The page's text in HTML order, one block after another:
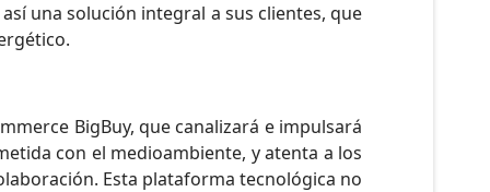
una solución integral a sus clientes, que
BigBuy, que canalizará e impulsará
con el medioambiente, y atenta a los
Esta plataforma tecnológica no